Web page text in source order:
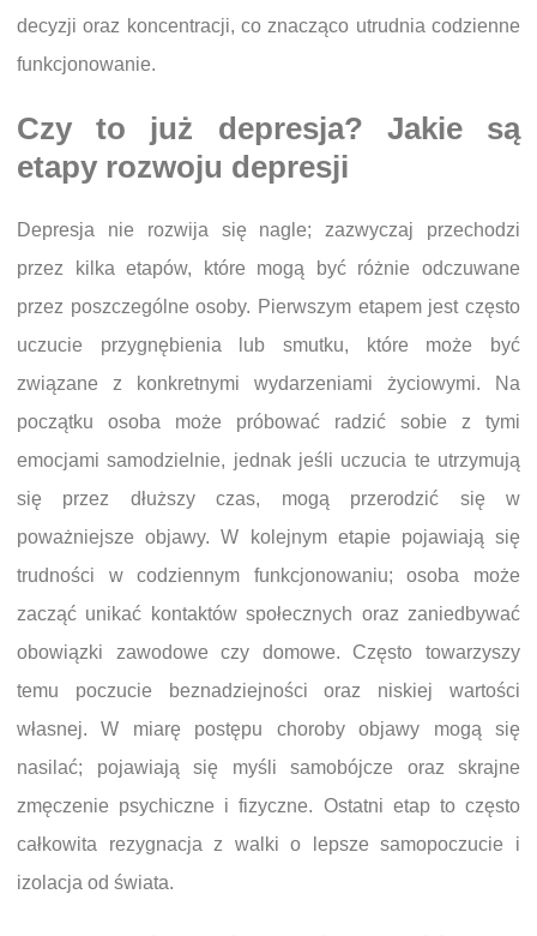
decyzji oraz koncentracji, co znacząco utrudnia codzienne
funkcjonowanie.
Czy to już depresja? Jakie są
etapy rozwoju depresji
Depresja nie rozwija się nagle; zazwyczaj przechodzi
przez kilka etapów, które mogą być różnie odczuwane
przez poszczególne osoby. Pierwszym etapem jest często
uczucie przygnębienia lub smutku, które może być
związane z konkretnymi wydarzeniami życiowymi. Na
początku osoba może próbować radzić sobie z tymi
emocjami samodzielnie, jednak jeśli uczucia te utrzymują
się przez dłuższy czas, mogą przerodzić się w
poważniejsze objawy. W kolejnym etapie pojawiają się
trudności w codziennym funkcjonowaniu; osoba może
zacząć unikać kontaktów społecznych oraz zaniedbywać
obowiązki zawodowe czy domowe. Często towarzyszy
temu poczucie beznadziejności oraz niskiej wartości
własnej. W miarę postępu choroby objawy mogą się
nasilać; pojawiają się myśli samobójcze oraz skrajne
zmęczenie psychiczne i fizyczne. Ostatni etap to często
całkowita rezygnacja z walki o lepsze samopoczucie i
izolacja od świata.